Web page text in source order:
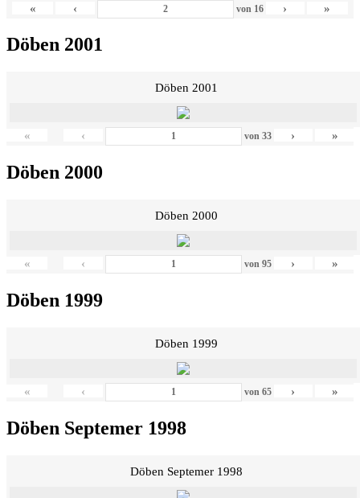
« ‹ von 16 › »
Döben 2001
Döben 2001
« ‹ von 33 › »
Döben 2000
Döben 2000
« ‹ von 95 › »
Döben 1999
Döben 1999
« ‹ von 65 › »
Döben Septemer 1998
Döben Septemer 1998